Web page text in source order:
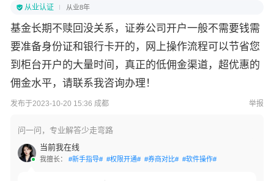
从业认证 从业8年
基金长期不赎回没关系，证券公司开户一般不需要钱需
要准备身份证和银行卡开的，网上操作流程可以节省您
到柜台开户的大量时间，真正的低佣金渠道，超优惠的
佣金水平，请联系我咨询办理！
发布于2023-10-20 15:36 成都 举报
问一问，专业解答少走弯路
当前我在线
我擅长： #新手指导# #权限开通# #券商对比# #软件操作#